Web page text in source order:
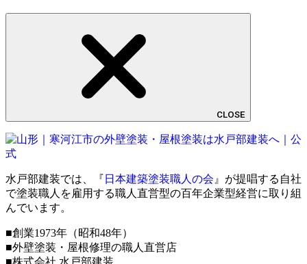
CLOSE
水戸部建装では、『 日本建築塗装職人の会 』が提唱する自社
で塗装職人を雇用する職人直営型の百年企業型経営に取り組
んでいます。
■創業1973年（昭和48年）
■外壁塗装・屋根修理の職人直営店